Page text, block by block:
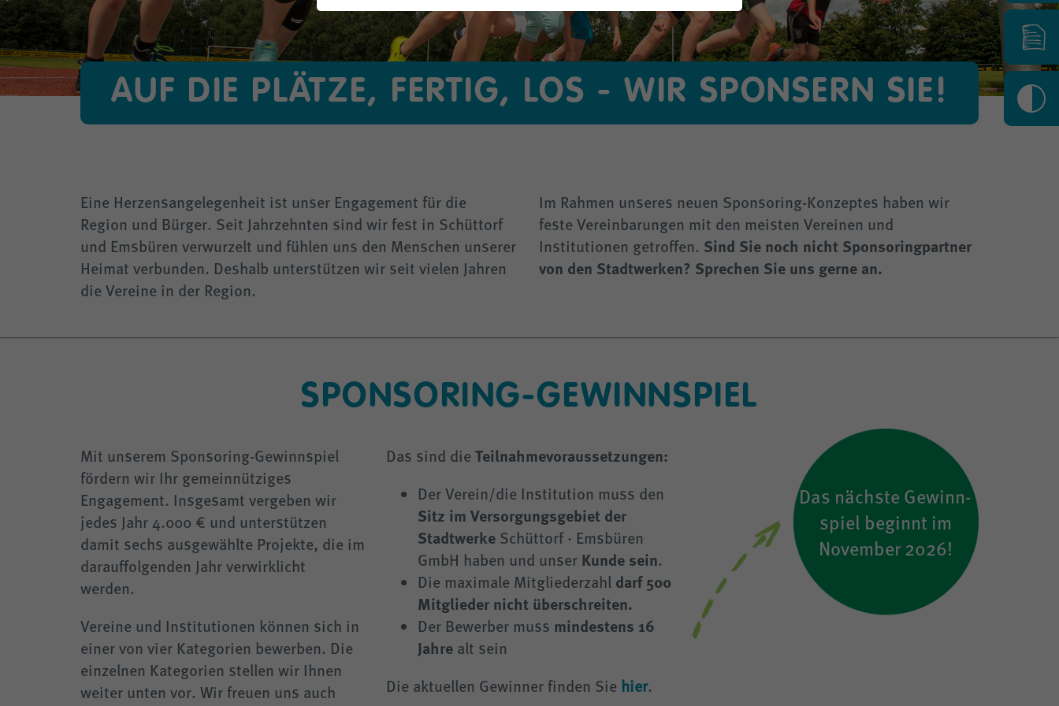
THG-Quote
Klimafreundliche Wärmenetze
Energie sparen
Für E-Mobilisten
Steuerbare Verbrauchseinrichtungen - § 14a
Straßenbeleuchtung
Planauskunft
AUF DIE PLÄTZE, FERTIG, LOS - WIR SPONSERN SIE!
Eine Herzensangelegenheit ist unser Engagement für die
Region und Bürger. Seit Jahrzehnten sind wir fest in Schüttorf
und Emsbüren verwurzelt und fühlen uns den Menschen unserer
Heimat verbunden. Deshalb unterstützen wir seit vielen Jahren
die Vereine in der Region.
Im Rahmen unseres neuen Sponsoring-Konzeptes haben wir
feste Vereinbarungen mit den meisten Vereinen und
Institutionen getroffen. Sind Sie noch nicht Sponsoringpartner
von den Stadtwerken? Sprechen Sie uns gerne an.
SPONSORING-GEWINNSPIEL
Mit unserem Sponsoring-Gewinnspiel
fördern wir Ihr gemeinnütziges
Engagement. Insgesamt vergeben wir
jedes Jahr 4.000 € und unterstützen
damit sechs ausgewählte Projekte, die im
darauffolgenden Jahr verwirklicht
werden.
Vereine und Institutionen können sich in
einer von vier Kategorien bewerben. Die
einzelnen Kategorien stellen wir Ihnen
weiter unten vor. Wir freuen uns auch
Das sind die Teilnahmevoraussetzungen:
Der Verein/die Institution muss den
Sitz im Versorgungsgebiet der
Stadtwerke Schüttorf · Emsbüren
GmbH haben und unser Kunde sein.
Die maximale Mitgliederzahl darf 500
Mitglieder nicht überschreiten.
Der Bewerber muss mindestens 16
Jahre alt sein
Die aktuellen Gewinner finden Sie hier.
Das nächste Gewinn-
spiel beginnt im
November 2026!